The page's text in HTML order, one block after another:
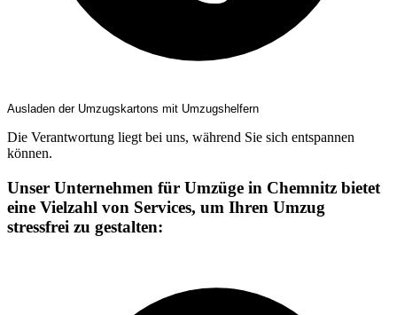
Ausladen der Umzugskartons mit Umzugshelfern
Die Verantwortung liegt bei uns, während Sie sich entspannen
können.
Unser Unternehmen für Umzüge in Chemnitz bietet
eine Vielzahl von Services, um Ihren Umzug
stressfrei zu gestalten: